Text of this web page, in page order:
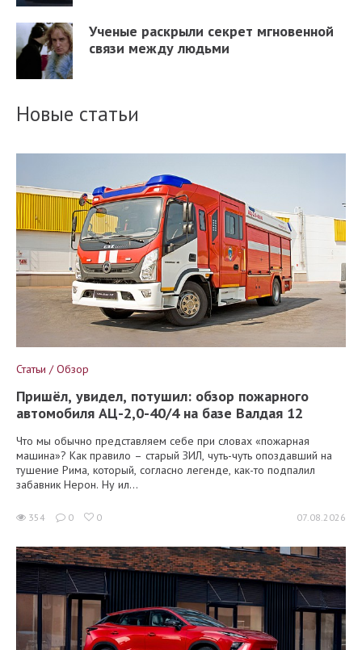
Ученые раскрыли секрет мгновенной
связи между людьми
Новые статьи
Статьи / Обзор
Пришёл, увидел, потушил: обзор пожарного
автомобиля АЦ-2,0-40/4 на базе Валдая 12
Что мы обычно представляем себе при словах «пожарная
машина»? Как правило – старый ЗИЛ, чуть-чуть опоздавший на
тушение Рима, который, согласно легенде, как-то подпалил
забавник Нерон. Ну ил...
354 0 0 07.08.2026